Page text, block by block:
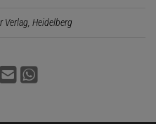
Heidelberg